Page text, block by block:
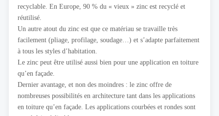
recyclable. En Europe, 90 % du « vieux » zinc est recyclé et
réutilisé.
Un autre atout du zinc est que ce matériau se travaille très
facilement (pliage, profilage, soudage…) et s’adapte parfaitement
à tous les styles d’habitation.
Le zinc peut être utilisé aussi bien pour une application en toiture
qu’en façade.
Dernier avantage, et non des moindres : le zinc offre de
nombreuses possibilités en architecture tant dans les applications
en toiture qu’en façade. Les applications courbées et rondes sont